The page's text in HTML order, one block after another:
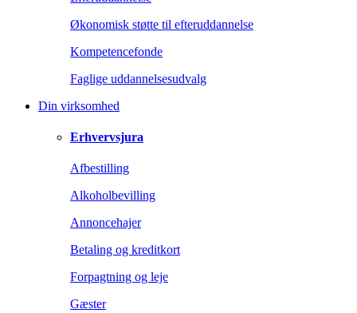
Økonomisk støtte til efteruddannelse
Kompetencefonde
Faglige uddannelsesudvalg
Din virksomhed
Erhvervsjura
Afbestilling
Alkoholbevilling
Annoncehajer
Betaling og kreditkort
Forpagtning og leje
Gæster